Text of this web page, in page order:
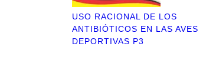
USO RACIONAL DE LOS
ANTIBIÓTICOS EN LAS AVES
DEPORTIVAS P3